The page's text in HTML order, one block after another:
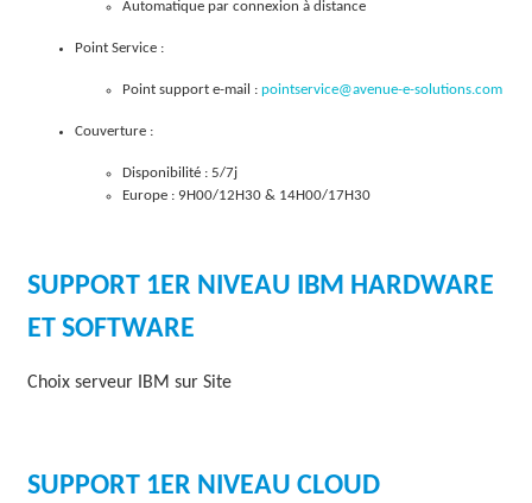
S
Automatique par connexion à distance
Point Service :
Point support e-mail : pointservice@avenue-e-solutions.com
Couverture :
Disponibilité : 5/7j
Europe : 9H00/12H30 & 14H00/17H30
SUPPORT 1ER NIVEAU IBM HARDWARE
ET SOFTWARE
Choix serveur IBM sur Site
SUPPORT 1ER NIVEAU CLOUD